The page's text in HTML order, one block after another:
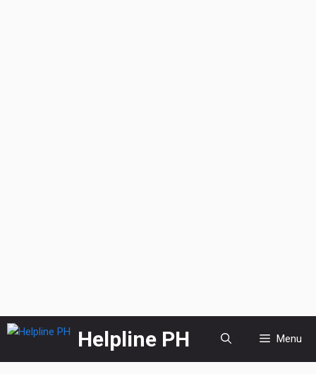
Skip
content
Helpline PH Menu